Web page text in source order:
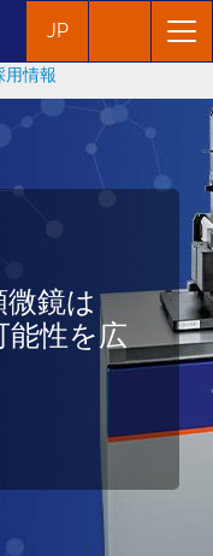
JP
用情報
4.0
タ処理
Imaris
鏡は
能性を広